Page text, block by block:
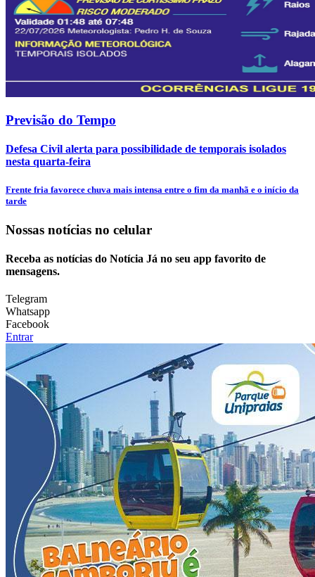
Previsão do Tempo
Defesa Civil alerta para possibilidade de temporais isolados
nesta quarta-feira
Frente fria favorece chuva mais intensa entre o fim da manhã e o início da
tarde
Nossas notícias no celular
Receba as notícias do Notícia Já no seu app favorito de
mensagens.
Telegram
Whatsapp
Facebook
Entrar